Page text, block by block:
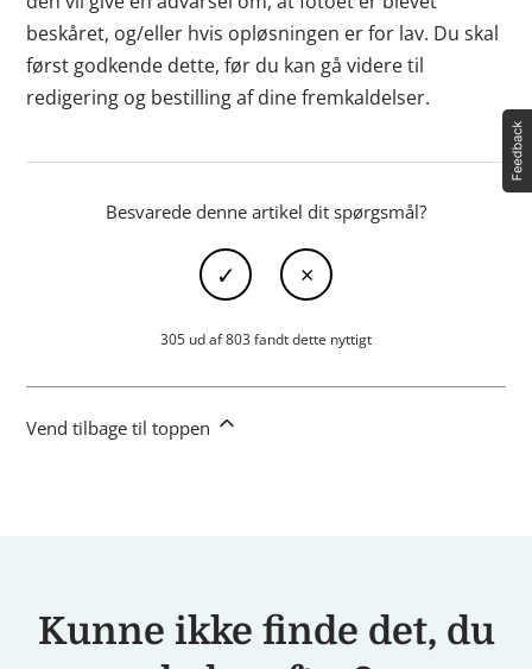
beskåret, og/eller hvis opløsningen er for lav. Du skal
først godkende dette, før du kan gå videre til
redigering og bestilling af dine fremkaldelser.
Besvarede denne artikel dit spørgsmål?
305 ud af 803 fandt dette nyttigt
Vend tilbage til toppen
Kunne ikke finde det, du